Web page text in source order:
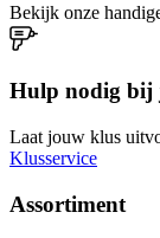
Bekijk onze
Hulp nodig bij
Laat jouw klus
Klusservice
Assortiment